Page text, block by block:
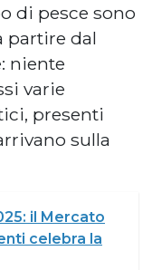
di pesce sono
partire dal
niente
varie
presenti
sulla
il Mercato
celebra la